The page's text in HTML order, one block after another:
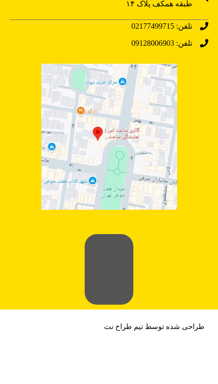
طبقه همکف پلاک ۱۴
تلفن: 02177499715
تلفن: 09128006903
طراحی شده توسط تیم طراح نت